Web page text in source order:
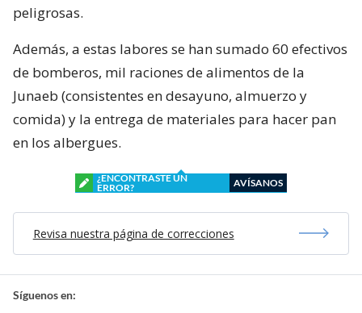
peligrosas.
Además, a estas labores se han sumado 60 efectivos
de bomberos, mil raciones de alimentos de la
Junaeb (consistentes en desayuno, almuerzo y
comida) y la entrega de materiales para hacer pan
en los albergues.
¿ENCONTRASTE UN
ERROR?
AVÍSANOS
Revisa nuestra página de correcciones
Síguenos en: